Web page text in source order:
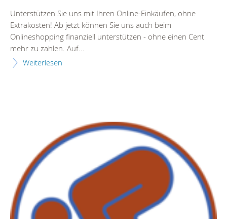
Unterstützen Sie uns mit Ihren Online-Einkäufen, ohne
Extrakosten! Ab jetzt können Sie uns auch beim
Onlineshopping finanziell unterstützen - ohne einen Cent
mehr zu zahlen. Auf...
Weiterlesen